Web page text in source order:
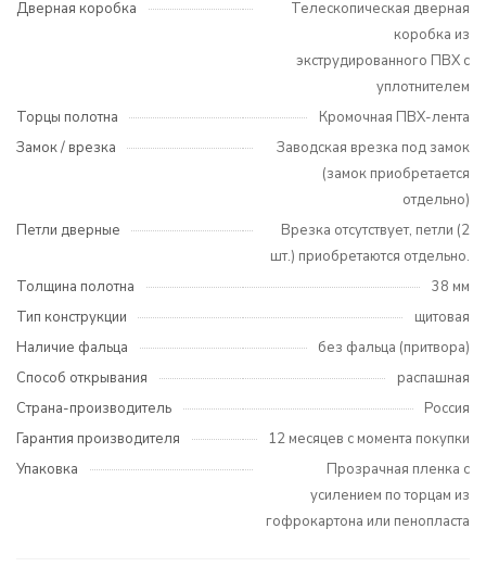
Дверная коробка
Телескопическая дверная
коробка из
экструдированного ПВХ с
уплотнителем
Торцы полотна
Кромочная ПВХ-лента
Замок / врезка
Заводская врезка под замок
(замок приобретается
отдельно)
Петли дверные
Врезка отсутствует, петли (2
шт.) приобретаются отдельно.
Толщина полотна
38 мм
Тип конструкции
щитовая
Наличие фальца
без фальца (притвора)
Способ открывания
распашная
Страна-производитель
Россия
Гарантия производителя
12 месяцев с момента покупки
Упаковка
Прозрачная пленка с
усилением по торцам из
гофрокартона или пенопласта